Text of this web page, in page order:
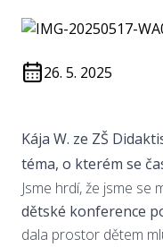
26. 5. 2025
Kája W. ze ZŠ
téma, o kterém se
Jsme hrdí, že jsme se
dětské konference
dala prostor dětem